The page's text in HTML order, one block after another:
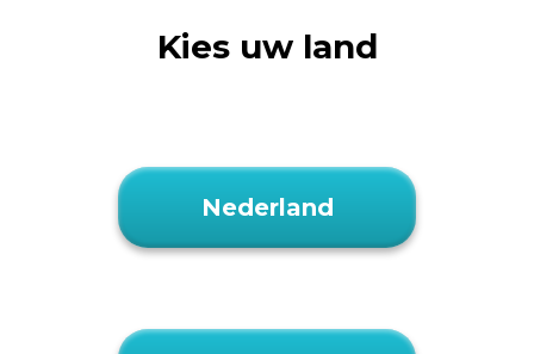
Kies uw land
Nederland